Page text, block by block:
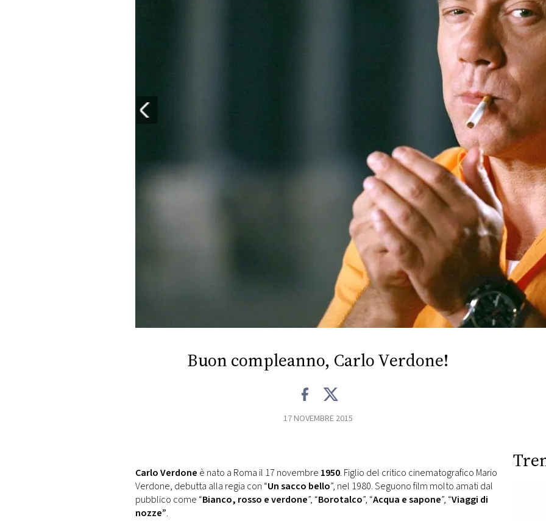
FOTO
EVENTI
CONSIGLIABuon compleanno, Carlo Verdone!
17 NOVEMBRE 2015
Carlo Verdone è nato a Roma il 17 novembre 1950. Figlio del critico cinematografico Mario
Verdone, debutta alla regia con “Un sacco bello”, nel 1980. Seguono film molto amati dal
pubblico come “Bianco, rosso e verdone”, “Borotalco”, “Acqua e sapone”, “Viaggi di
nozze”.